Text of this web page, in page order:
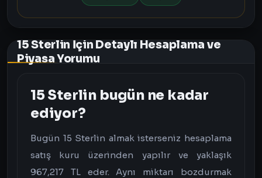
15 Sterlin İçin Detaylı Hesaplama ve
Piyasa Yorumu
15 Sterlin bugün ne kadar
ediyor?
Bugün 15 Sterlin almak isterseniz hesaplama
satış kuru üzerinden yapılır ve yaklaşık
967,217 TL eder. Aynı miktarı bozdurmak